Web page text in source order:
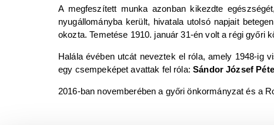
A megfeszített munka azonban kikezdte
nyugállományba került, hivatala utolsó napjait
okozta. Temetése 1910. január 31-én volt a régi
Halála évében utcát neveztek el róla, amely 1948-ig
egy csempeképet avattak fel róla:Sándor József
2016-ban novemberében a győri önkormányzat és a